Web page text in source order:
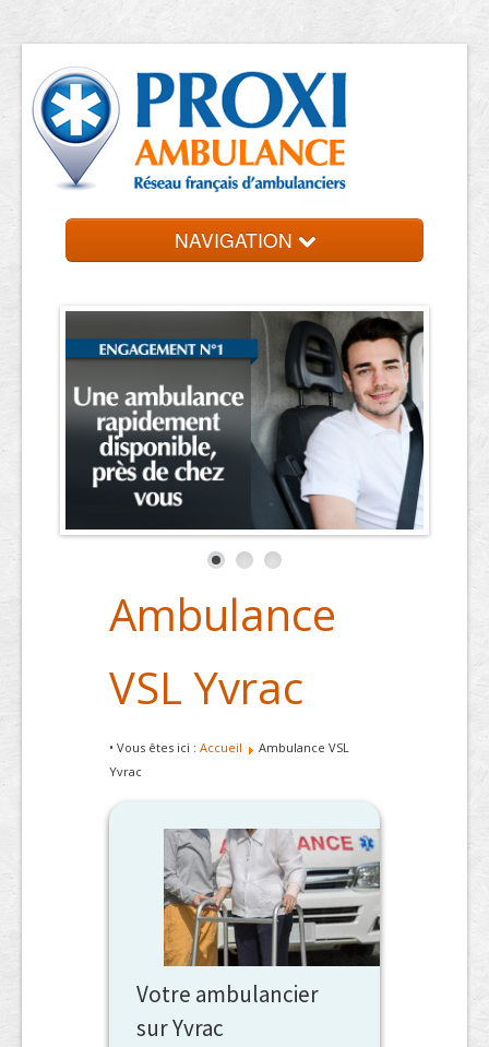
NAVIGATION
Trouvez votre ambulancier
Ambulance
VSL Yvrac
• Vous êtes ici : Accueil
Ambulance VSL
Yvrac
Votre ambulancier
sur Yvrac